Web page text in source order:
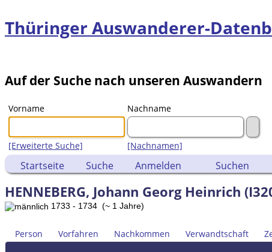
Thüringer Auswanderer-
Auf der Suche nach unseren Auswandern
Vorname Nachname
[Erweiterte Suche] [Nachnamen]
Startseite Suche Anmelden Suchen
HENNEBERG, Johann Georg Heinrich
1733 - 1734 (~ 1 Jahre)
Person Vorfahren Nachkommen Verwandtschaft